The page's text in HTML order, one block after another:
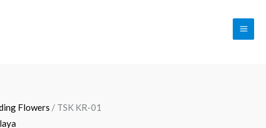
Flowers / TSK KR-01